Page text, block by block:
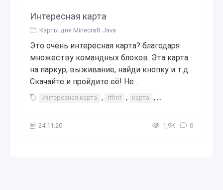
Интересная карта
Карты для Minecraft Java
Это очень интересная карта? благодаря
множеству командных блоков. Эта карта
на паркур, выживание, найди кнопку и т.д.
Скачайте и пройдите её! Не...
Интересная карта , rfhnf , карта , карты для
24.11.20 1,9К 0